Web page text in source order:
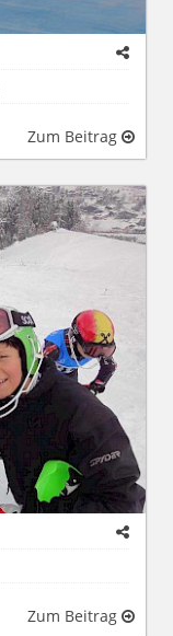
Zum Beitrag
Zum Beitrag